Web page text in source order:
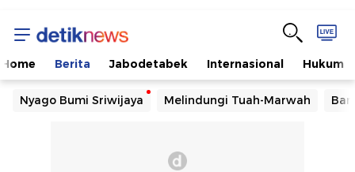
Home Berita Jabodetabek Internasional Hukum
Nyago Bumi Sriwijaya Melindungi Tuah-Marwah